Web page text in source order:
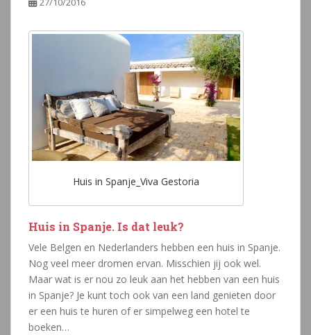
Huis in Spanje_Viva Gestoria
Huis in Spanje. Is dat leuk?
Vele Belgen en Nederlanders hebben een huis in Spanje.
Nog veel meer dromen ervan. Misschien jij ook wel.
Maar wat is er nou zo leuk aan het hebben van een huis
in Spanje? Je kunt toch ook van een land genieten door
er een huis te huren of er simpelweg een hotel te
boeken…